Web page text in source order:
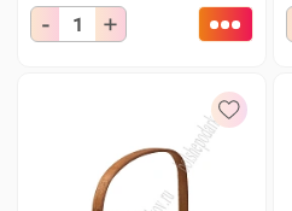
- +